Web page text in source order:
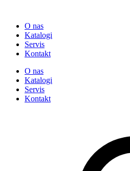
O nas
Katalogi
Servis
Kontakt
O nas
Katalogi
Servis
Kontakt